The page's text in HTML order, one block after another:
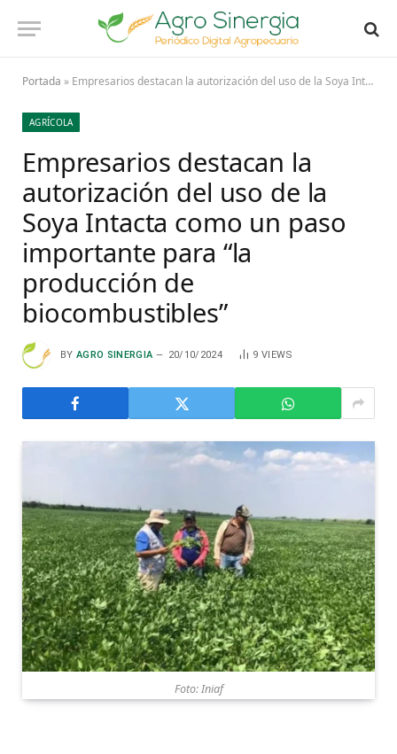
Portada » Empresarios destacan la autorización del uso de la Soya Intacta como un paso importante para “la producción de biocombustibles”
AGRÍCOLA
Empresarios destacan la
autorización del uso de la
Soya Intacta como un paso
importante para “la
producción de
biocombustibles”
BY AGRO SINERGIA 20/10/2024 9 VIEWS
Foto: Iniaf